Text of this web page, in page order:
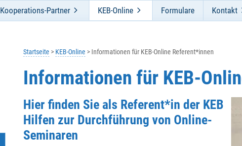
Kooperations-Partner KEB-Online Formulare Kontakt
Startseite KEB-Online Informationen für KEB-Online Referent*innen
Informationen für KEB-
Hier finden Sie als Referent*in der KEB
Hilfen zur Durchführung von Online-
Seminaren